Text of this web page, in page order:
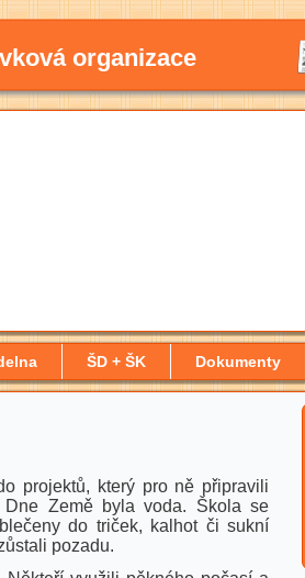
organizace
ŠD + ŠK Dokumenty
projektů, který pro ně připravili
Dne Země byla voda. Škola se
do triček, kalhot či sukní
pozadu.